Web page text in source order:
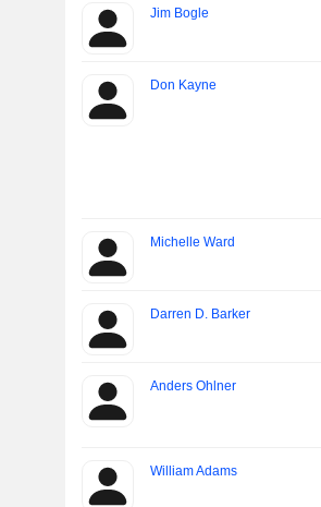
Jim Bogle
Don Kayne
Michelle Ward
Darren D. Barker
Anders Ohlner
William Adams